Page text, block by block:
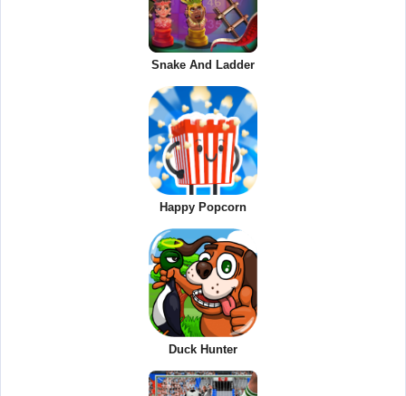
Snake And Ladder
Happy Popcorn
Duck Hunter